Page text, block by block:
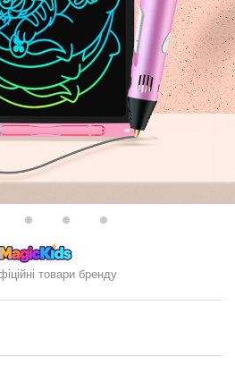
товари бренду